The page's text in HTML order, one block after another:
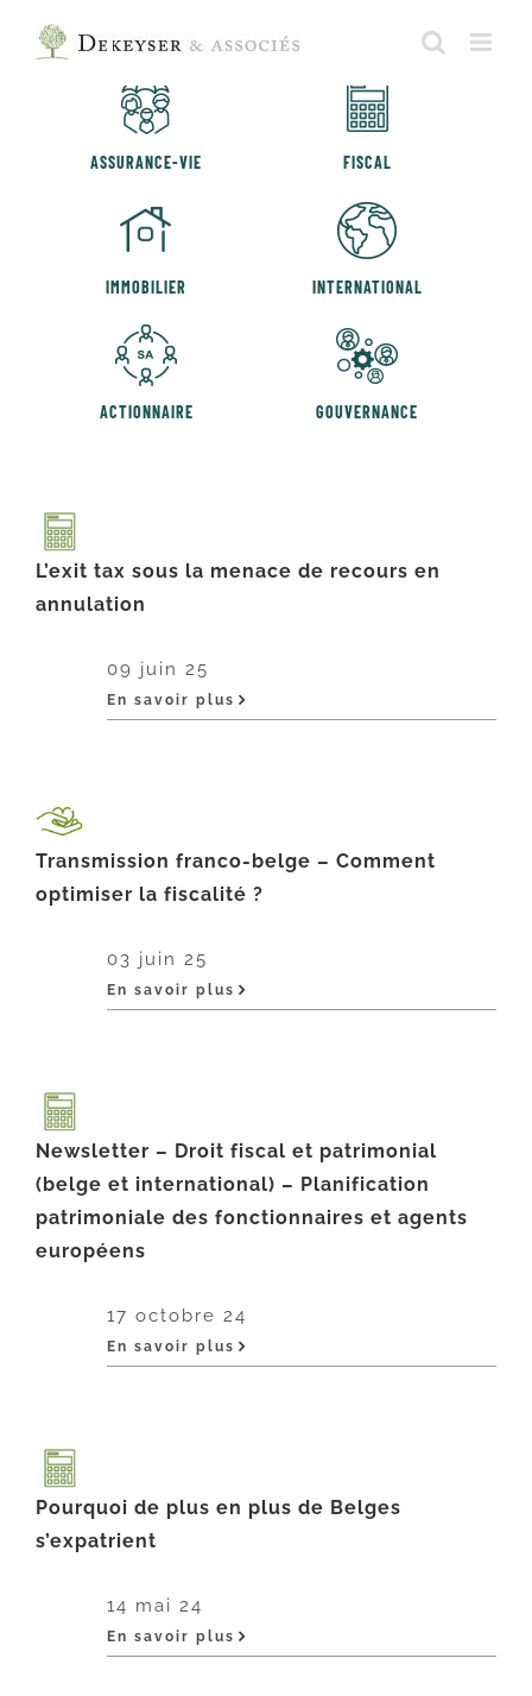
content
DONATION
ASSURANCE-VIE FISCAL
IMMOBILIER INTERNATIONAL
ACTIONNAIRE GOUVERNANCE
L’exit tax sous la menace de recours en
annulation
09 juin 25
En savoir plus
Transmission franco-belge – Comment
optimiser la fiscalité ?
03 juin 25
En savoir plus
Newsletter – Droit fiscal et patrimonial
(belge et international) – Planification
patrimoniale des fonctionnaires et agents
européens
17 octobre 24
En savoir plus
Pourquoi de plus en plus de Belges
s’expatrient
14 mai 24
En savoir plus